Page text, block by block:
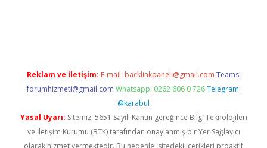
Reklam ve İletişim: E-mail: backlinkpaneli@gmail.com Teams:
forumhizmeti@gmail.com Whatsapp: 0262 606 0 726 Telegram:
@karabul
Yasal Uyarı: Sitemiz, 5651 Sayılı Kanun gereğince Bilgi Teknolojileri
ve İletişim Kurumu (BTK) tarafından onaylanmış bir Yer Sağlayıcı
olarak hizmet vermektedir. Bu nedenle, sitedeki içerikleri proaktif